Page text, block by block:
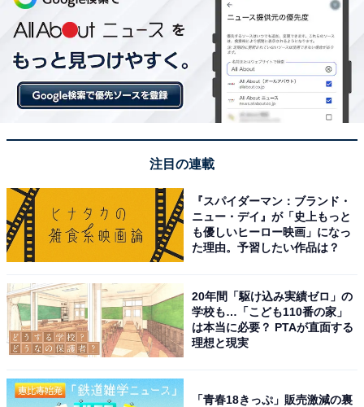
注目の連載
『スパイダーマン：ブランド・
ニュー・デイ』が「史上もっと
も優しいヒーロー映画」になっ
た理由。予習したい作品は？
20年間「駆け込み実績ゼロ」の
学校も…「こども110番の家」
は本当に必要？ PTAが直面する
理想と現実
「青春18きっぷ」販売激減の裏